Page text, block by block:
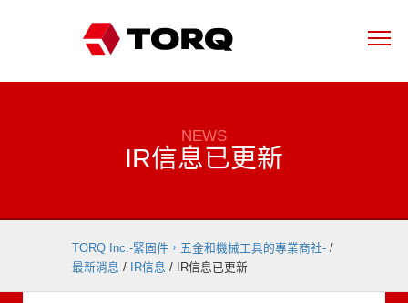
NEWS
IR信息已更新
TORQ Inc.-緊固件，五金和機械工具的專業商社- /
最新消息 / IR信息 / IR信息已更新